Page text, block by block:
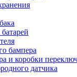
бампера
и коробки
датчика